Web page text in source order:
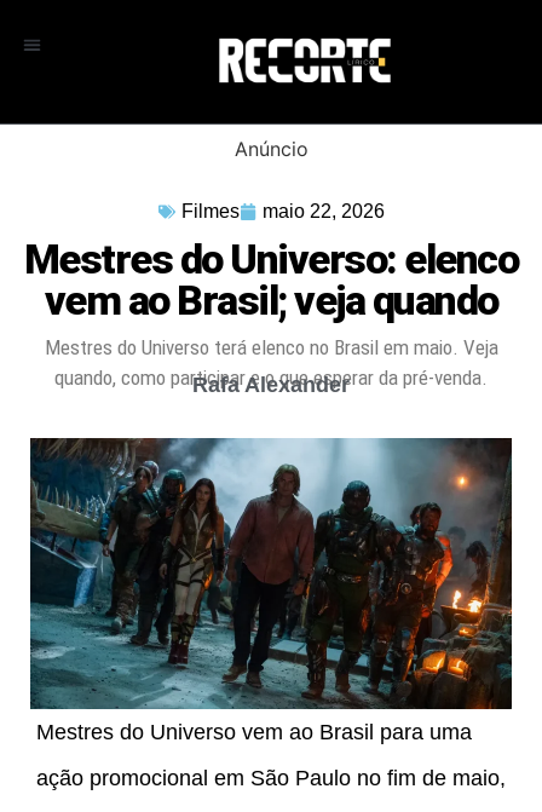
Anúncio
Filmes maio 22, 2026
Mestres do Universo: elenco
vem ao Brasil; veja quando
Mestres do Universo terá elenco no Brasil em maio. Veja
quando, como participar e o que esperar da pré-venda.
Rafa Alexander
Mestres do Universo vem ao Brasil para uma
ação promocional em São Paulo no fim de maio,